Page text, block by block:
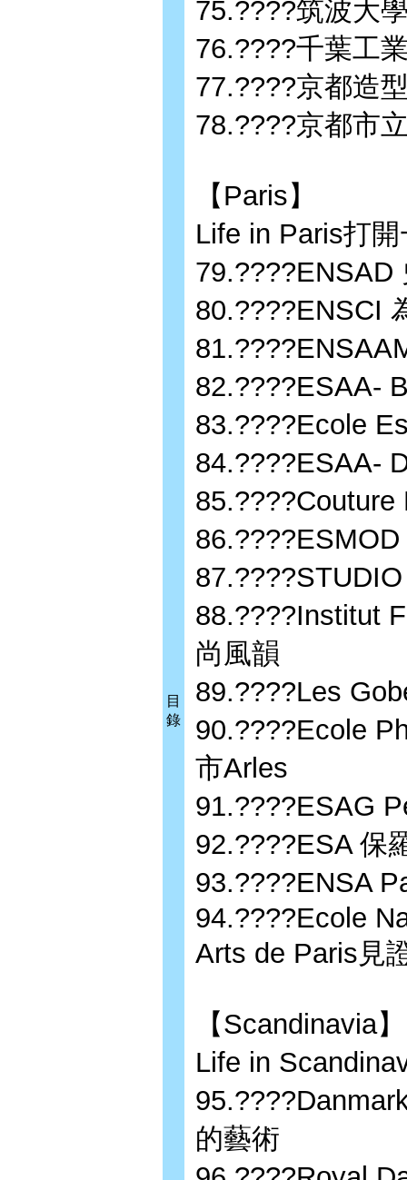
目
錄
75.????筑波大
76.????千葉工
77.????京都造
78.????京都市
【Paris】
Life in Paris打
79.????ENSAD
80.????ENSCI
82.????ESAA-
83.????Ecole
84.????ESAA-
88.????Institut
尚風韻
89.????Les
90.????Ecole
市Arles
91.????ESAG
92.????ESA 保
93.????ENSA
94.????Ecole
Arts de Paris見
【Scandinavia】
Life in
的藝術